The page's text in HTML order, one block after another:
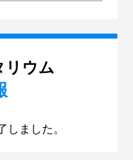
リウム
ました。